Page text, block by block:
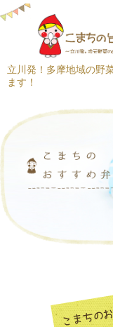
立川発！多摩地域の野
ます！